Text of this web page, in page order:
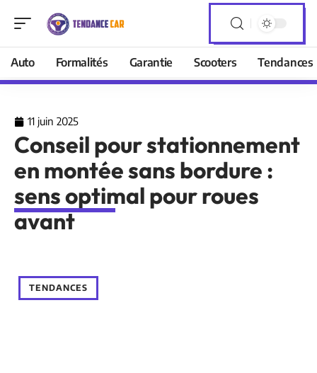
Auto Formalités Garantie Scooters Tendances
11 juin 2025
Conseil pour stationnement
en montée sans bordure :
sens optimal pour roues
avant
TENDANCES